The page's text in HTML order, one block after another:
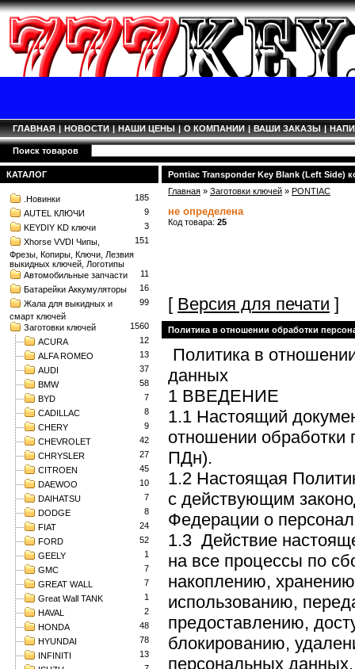
ГЛАВНАЯ | НОВОСТИ | НАШИ ЦЕНЫ | О КОМПАНИИ | ВАШИ ЗАКАЗЫ |
Поиск товаров
КАТАЛОГ
185
.Новинки
9
AUTEL КЛЮЧИ
3
KEYDIY KD ключи
151
Xhorse VVDI Чипы,
Фрезы, Копиры, Ключи, Лезвия
выкидных ключей, Логотипы
11
Автомобильные запчасти
16
Батарейки Аккумуляторы
99
Жала для выкидных и
смарт ключей
1560
Заготовки ключей
12
ACURA
13
ALFA ROMEO
37
AUDI
58
BMW
7
BYD
8
CADILLAC
9
CHERY
42
CHEVROLET
27
CHRYSLER
45
CITROEN
10
DAEWOO
7
DAIHATSU
8
DODGE
24
FIAT
52
FORD
1
GEELY
7
GMC
7
GREAT WALL
1
Great Wall TANK
2
HAVAL
48
HONDA
78
HYUNDAI
13
INFINITI
Pontiac Transponder Key Blank (Left Side)
Главная » Заготовки ключей » PONTIAC
не определена
Код товара: 25
[ Версия для печати ]
Политика в отношении обработки
Политика в
данных
1 ВВЕДЕНИЕ
1.1 Настоящий
отношении
ПДн).
1.2 Настоящая
с действующим
Федерации о
1.3 Действие
на все процессы по
накоплению,
использованию,
предоставлению,
блокированию,
персональных